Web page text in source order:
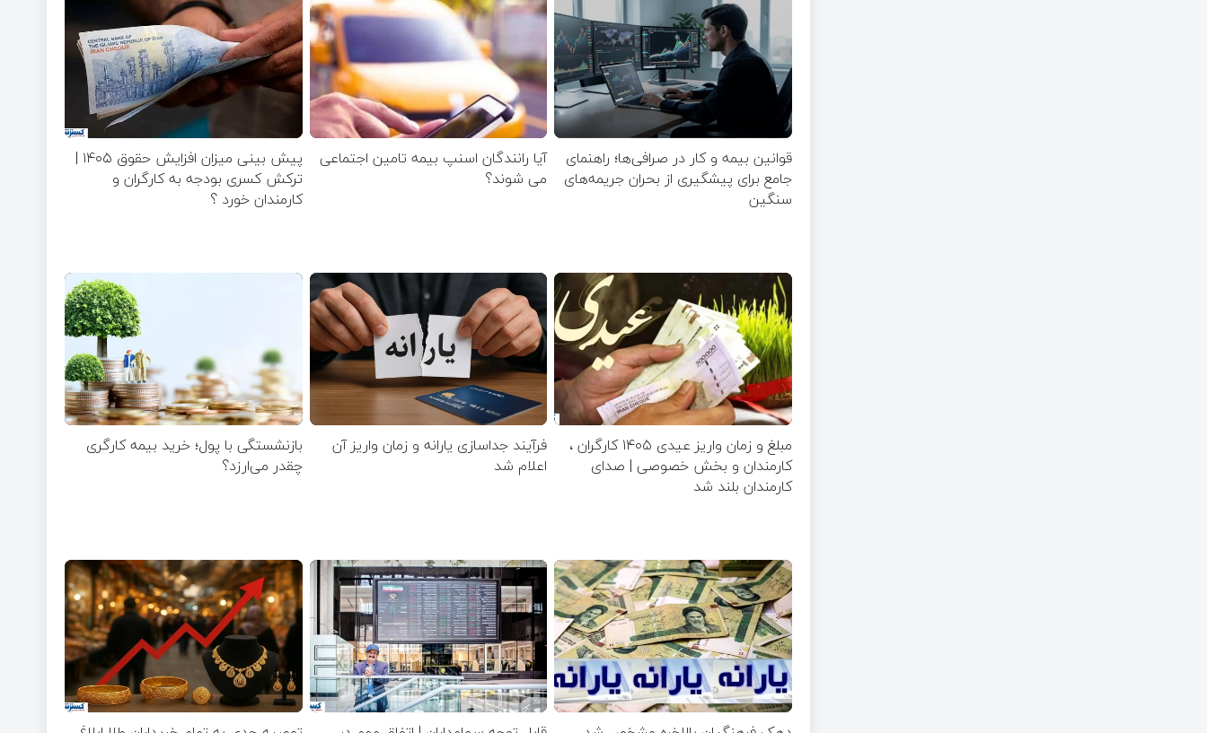
قوانین بیمه و کار در صرافی‌ها؛ راهنمای
جامع برای پیشگیری از بحران جریمه‌های
سنگین
آیا رانندگان اسنپ بیمه تامین اجتماعی
می شوند؟
پیش بینی میزان افزایش حقوق ۱۴۰۵ |
ترکش کسری بودجه به کارگران و
کارمندان خورد ؟
مبلغ و زمان واریز عیدی ۱۴۰۵ کارگران ،
کارمندان و بخش خصوصی | صدای
کارمندان بلند شد
فرآیند جداسازی یارانه و زمان واریز آن
اعلام شد
بازنشستگی با پول؛ خرید بیمه کارگری
چقدر می‌ارزد؟